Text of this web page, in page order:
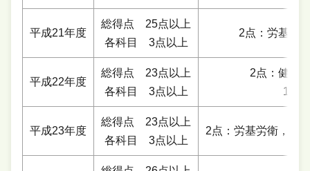
平成21年度
総得点 25点以上
各科目 3点以上
2点：労基労
平成22年度
総得点 23点以上
各科目 3点以上
2点：健保
1点
平成23年度
総得点 23点以上
各科目 3点以上
2点：労基労衛，労